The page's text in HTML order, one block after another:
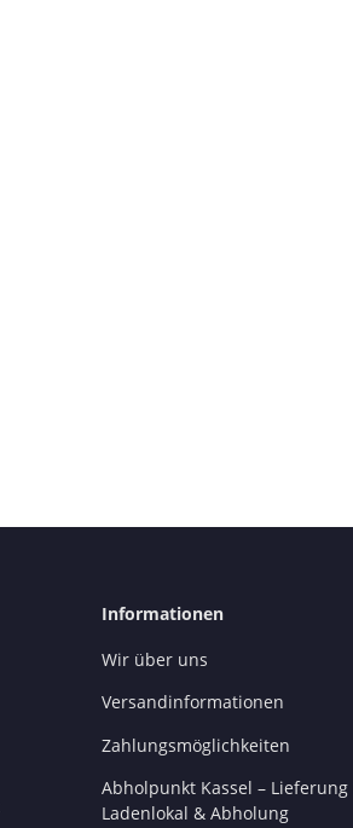
Informationen
Wir über uns
Versandinformationen
Zahlungsmöglichkeiten
Abholpunkt Kassel – Lieferung
Ladenlokal & Abholung